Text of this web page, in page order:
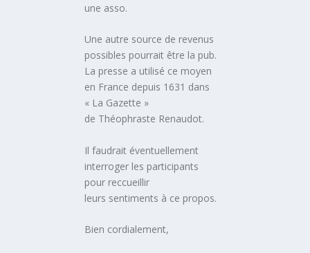
une asso.
Une autre source de revenus
possibles pourrait être la pub.
La presse a utilisé ce moyen
en France depuis 1631 dans
« La Gazette »
de Théophraste Renaudot.
Il faudrait éventuellement
interroger les participants
pour reccueillir
leurs sentiments à ce propos.
Bien cordialement,